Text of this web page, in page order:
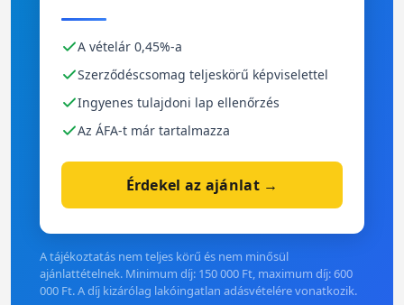
A vételár 0,45%-a
Szerződéscsomag teljeskörű képviselettel
Ingyenes tulajdoni lap ellenőrzés
Az ÁFA-t már tartalmazza
Érdekel az ajánlat →
A tájékoztatás nem teljes körű és nem minősül
ajánlattételnek. Minimum díj: 150 000 Ft, maximum díj: 600
000 Ft. A díj kizárólag lakóingatlan adásvételére vonatkozik.